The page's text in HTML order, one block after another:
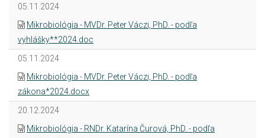
05.11.2024
Mikrobiológia - MVDr. Peter Váczi, PhD. - podľa
vyhlášky**2024.doc
05.11.2024
Mikrobiológia - MVDr. Peter Váczi, PhD. - podľa
zákona*2024.docx
20.12.2024
Mikrobiológia - RNDr. Katarína Čurová, PhD. - podľa